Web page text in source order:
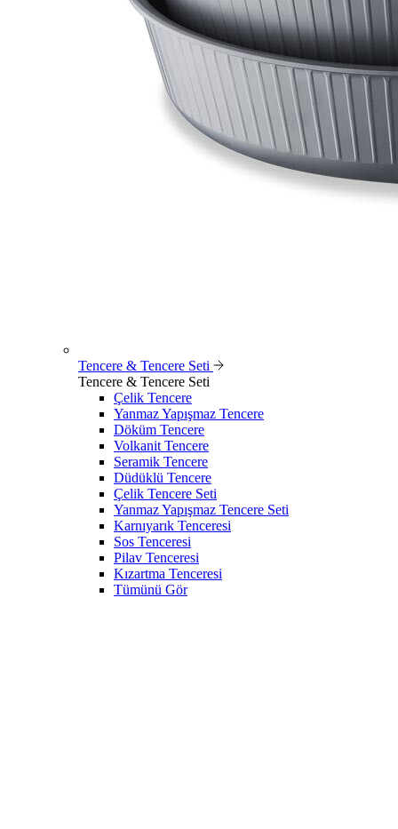
Tencere & Tencere Seti
Tencere & Tencere Seti
Çelik Tencere
Yanmaz Yapışmaz Tencere
Döküm Tencere
Volkanit Tencere
Seramik Tencere
Düdüklü Tencere
Çelik Tencere Seti
Yanmaz Yapışmaz Tencere Seti
Karnıyarık Tenceresi
Sos Tenceresi
Pilav Tenceresi
Kızartma Tenceresi
Tümünü Gör